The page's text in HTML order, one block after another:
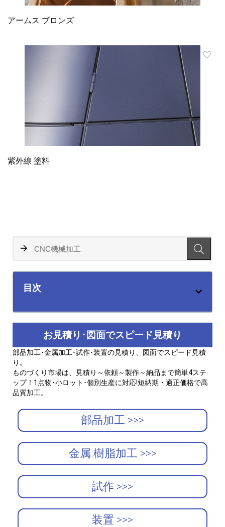
アームス ブロンズ
紫外線 塗料
目次
お見積り･図面でスピード見積り
部品加工･金属加工･試作･装置の見積り、図面でスピード見積
り。
ものづくり市場は、見積り～依頼～製作～納品まで簡単4ステ
ップ！1点物･小ロット･個別生産に対応!短納期・適正価格で高
品質加工。
部品加工 >>>
金属.樹脂加工 >>>
試作 >>>
装置 >>>